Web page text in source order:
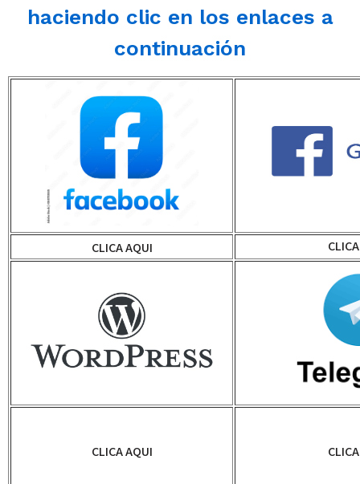
haciendo clic en los enlaces a
continuación
CLICA AQUI
CLICA AQUI